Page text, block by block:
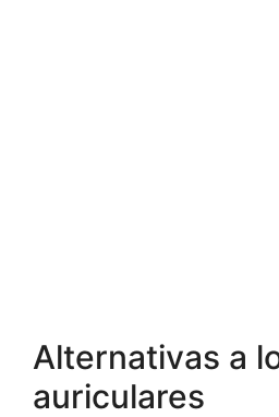
Alternativas a
auriculares